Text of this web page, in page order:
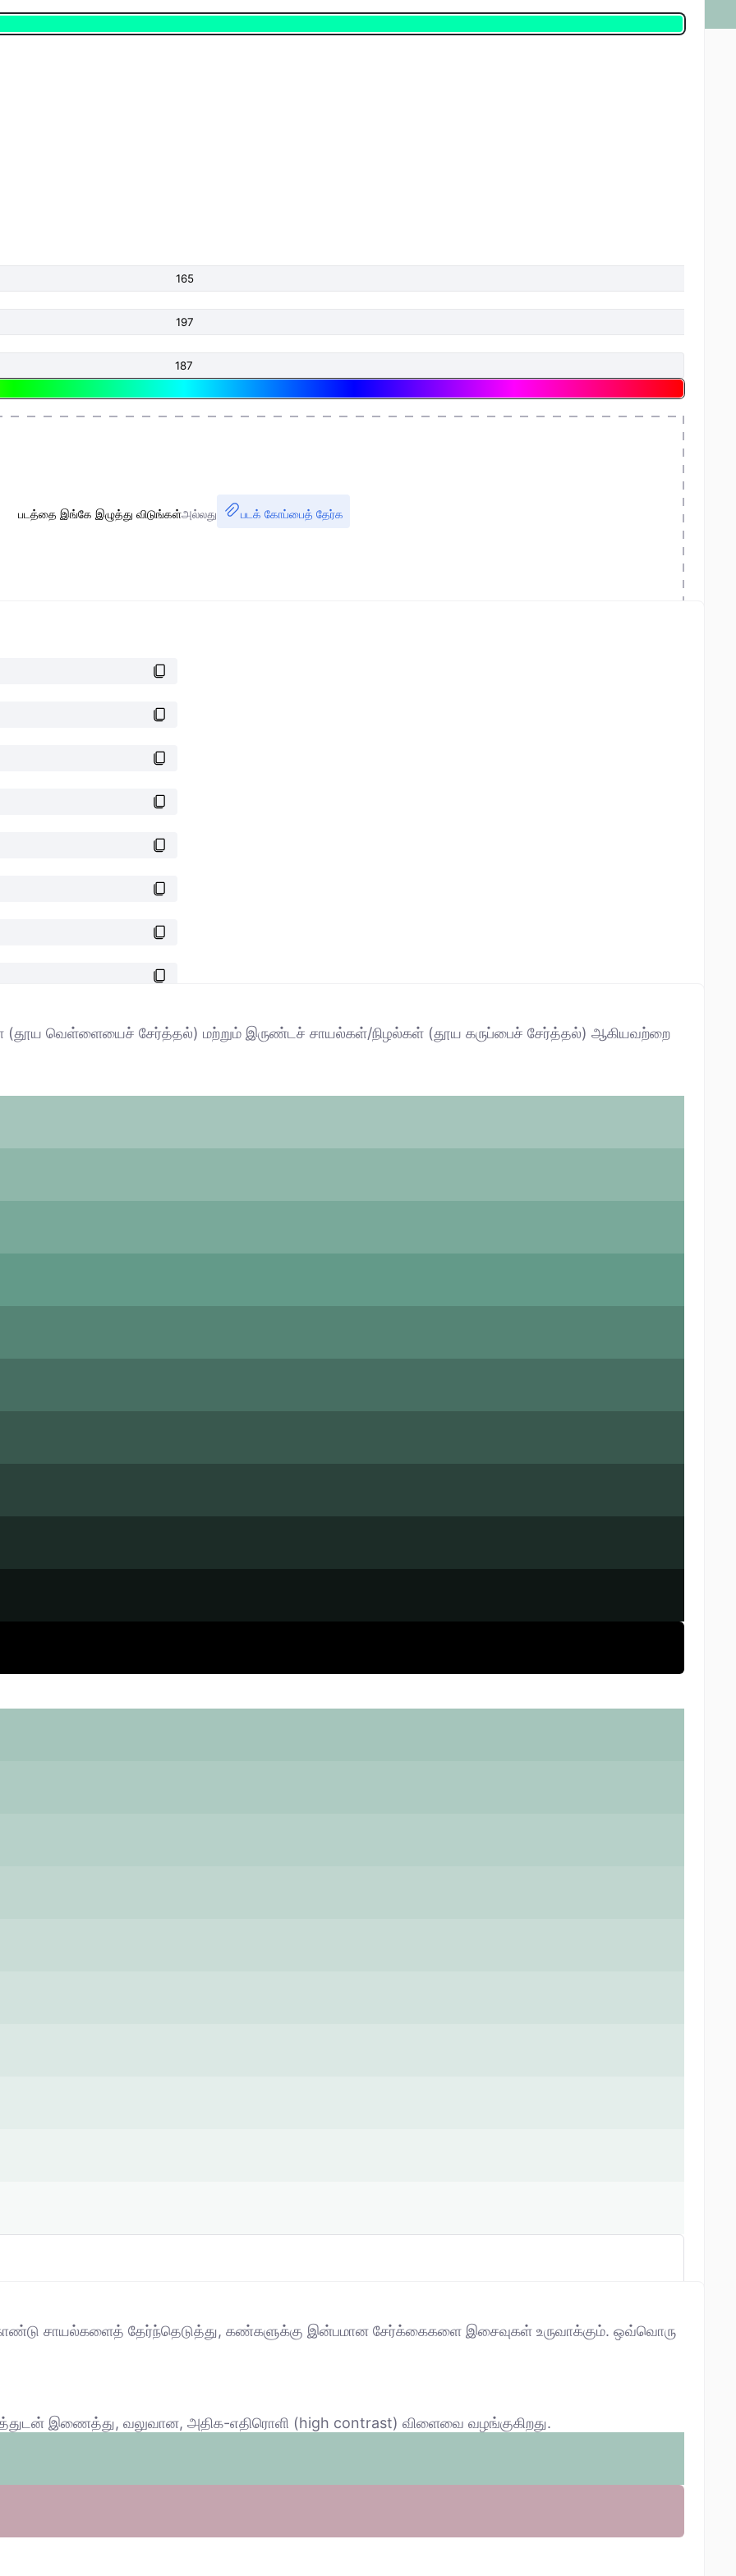
படத்தை இங்கே இழுத்து விடுங்கள்அல்லது படக் கோப்பைத் தேர்க
(தூய வெள்ளையைச் சேர்த்தல்) மற்றும் இருண்டச் சாயல்கள்/நிழல்கள் (தூய கருப்பைச் சேர்த்தல்) ஆகியவற்றை
சாயல்களைத் தேர்ந்தெடுத்து, கண்களுக்கு இன்பமான சேர்க்கைகளை இசைவுகள் உருவாக்கும். ஒவ்வொரு
இணைத்து, வலுவான, அதிக-எதிரொளி (high contrast) விளைவை வழங்குகிறது.